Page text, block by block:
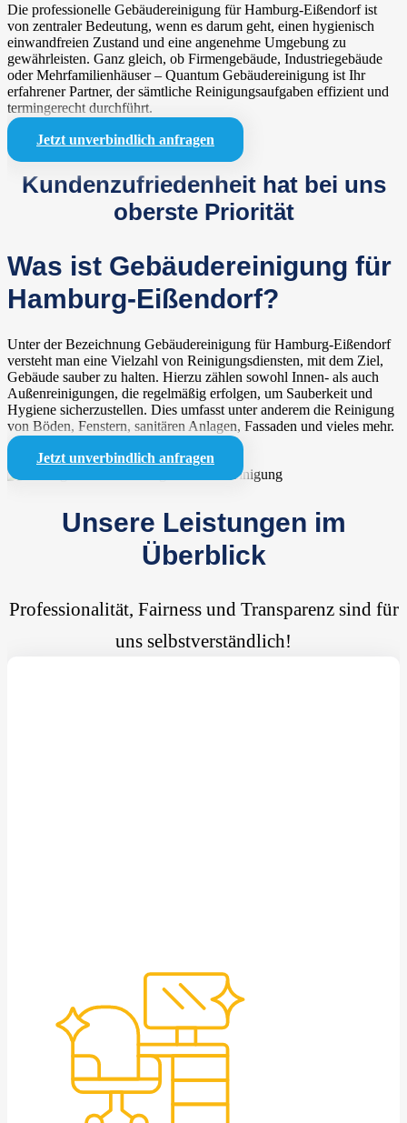
Die professionelle Gebäudereinigung für Hamburg-Eißendorf ist
von zentraler Bedeutung, wenn es darum geht, einen hygienisch
einwandfreien Zustand und eine angenehme Umgebung zu
gewährleisten. Ganz gleich, ob Firmengebäude, Industriegebäude
oder Mehrfamilienhäuser – Quantum Gebäudereinigung ist Ihr
erfahrener Partner, der sämtliche Reinigungsaufgaben effizient und
termingerecht durchführt.
Jetzt unverbindlich anfragen
Kundenzufriedenheit hat bei uns
oberste Priorität
Was ist Gebäudereinigung für
Hamburg-Eißendorf?
Unter der Bezeichnung Gebäudereinigung für Hamburg-Eißendorf
versteht man eine Vielzahl von Reinigungsdiensten, mit dem Ziel,
Gebäude sauber zu halten. Hierzu zählen sowohl Innen- als auch
Außenreinigungen, die regelmäßig erfolgen, um Sauberkeit und
Hygiene sicherzustellen. Dies umfasst unter anderem die Reinigung
von Böden, Fenstern, sanitären Anlagen, Fassaden und vieles mehr.
Jetzt unverbindlich anfragen
Unsere Leistungen im
Überblick
Professionalität, Fairness und Transparenz sind für
uns selbstverständlich!